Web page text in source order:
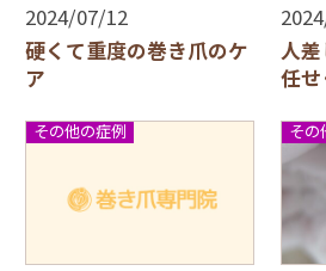
2024/07/12
硬くて重度の巻き爪のケ
ア
人
任せ
その他の症例 その